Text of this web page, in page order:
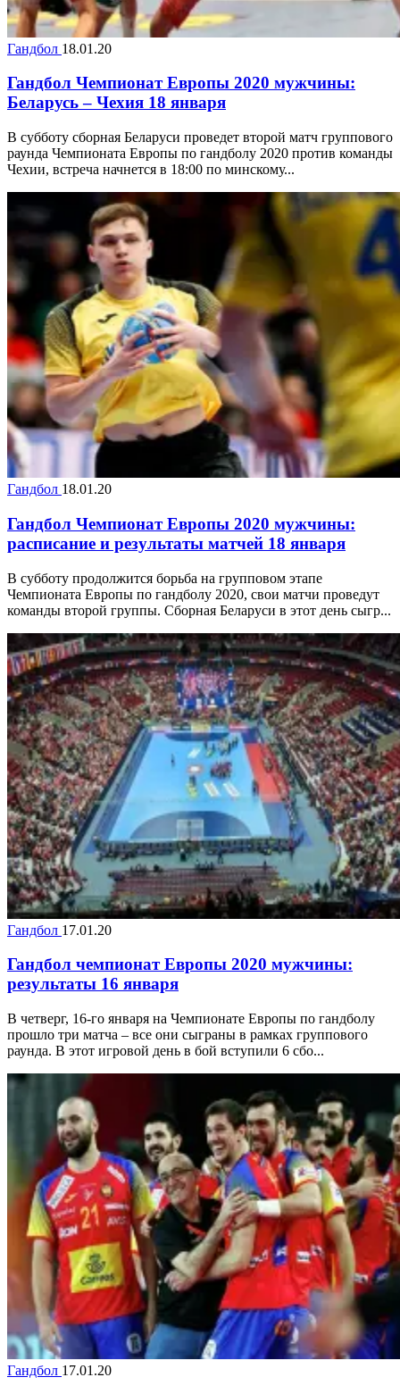
Гандбол 18.01.20
Гандбол Чемпионат Европы 2020 мужчины:
Беларусь – Чехия 18 января
В субботу сборная Беларуси проведет второй матч группового
раунда Чемпионата Европы по гандболу 2020 против команды
Чехии, встреча начнется в 18:00 по минскому...
Гандбол 18.01.20
Гандбол Чемпионат Европы 2020 мужчины:
расписание и результаты матчей 18 января
В субботу продолжится борьба на групповом этапе
Чемпионата Европы по гандболу 2020, свои матчи проведут
команды второй группы. Сборная Беларуси в этот день сыгр...
Гандбол 17.01.20
Гандбол чемпионат Европы 2020 мужчины:
результаты 16 января
В четверг, 16-го января на Чемпионате Европы по гандболу
прошло три матча – все они сыграны в рамках группового
раунда. В этот игровой день в бой вступили 6 сбо...
Гандбол 17.01.20